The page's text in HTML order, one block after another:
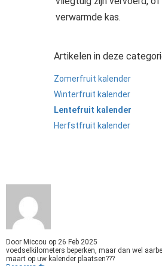
verwarmde kas.
Artikelen in deze
Zomerfruit kalender
Winterfruit kalender
Lentefruit kalender
Herfstfruit kalender
Door Miccou op 26 Feb 2025
voedselkilometers beperken, maar dan wel
maart op uw kalender plaatsen???